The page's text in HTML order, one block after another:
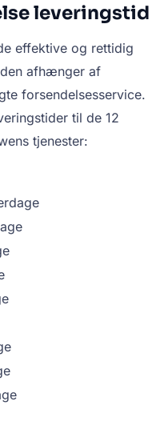
leveringstid
effektive og rettidig
afhænger af
forsendelsesservice.
til de 12
tjenester: